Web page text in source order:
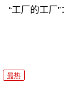
“工厂的工厂”
最热